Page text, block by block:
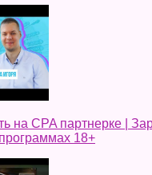
на CPA партнерке |
18+